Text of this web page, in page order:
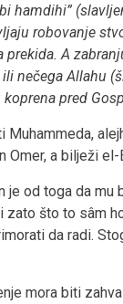
hamdihi”
robovanje
prekida. A
nečega Allahu
pred
Muhammeda,
Omer, a bilježi
je od toga da mu
zato što to sâm
da radi.
mora biti